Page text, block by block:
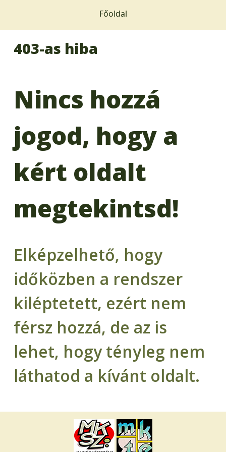
Főoldal
403-as hiba
Nincs hozzá
jogod, hogy a
kért oldalt
megtekintsd!
Elképzelhető, hogy
időközben a rendszer
kiléptetett, ezért nem
férsz hozzá, de az is
lehet, hogy tényleg nem
láthatod a kívánt oldalt.